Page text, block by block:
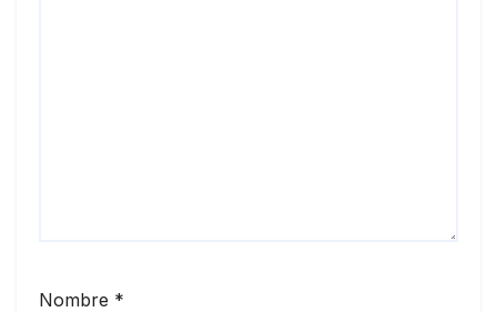
Nombre *